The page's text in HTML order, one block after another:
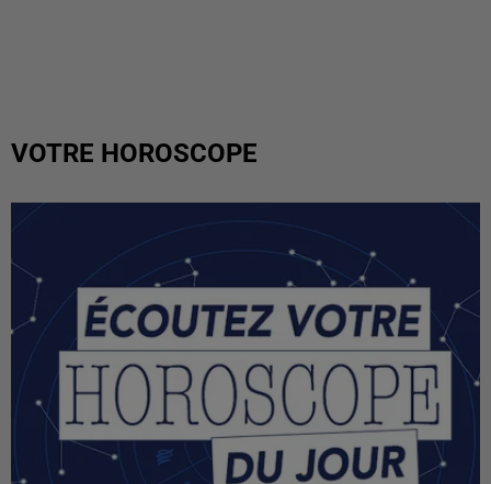
VOTRE HOROSCOPE